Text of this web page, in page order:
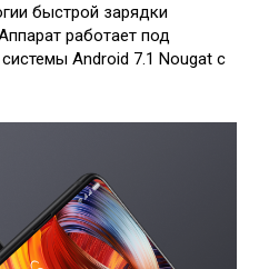
быстрой зарядки
работает под
Android 7.1 Nougat с